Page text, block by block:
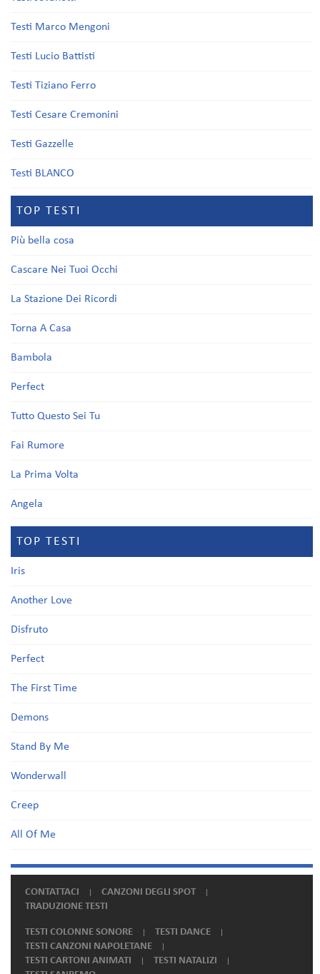
Testi Marco Mengoni
Testi Lucio Battisti
Testi Tiziano Ferro
Testi Cesare Cremonini
Testi Gazzelle
Testi BLANCO
TOP TESTI
Più bella cosa
Cascare Nei Tuoi Occhi
La Stazione Dei Ricordi
Torna A Casa
Bambola
Perfect
Tutto Questo Sei Tu
Fai Rumore
La Prima Volta
Angela
TOP TESTI
Iris
Another Love
Disfruto
Perfect
The First Time
Demons
Stand By Me
Wonderwall
Creep
All Of Me
CONTATTACI
CANZONI DEGLI SPOT
TRADUZIONE TESTI
TESTI COLONNE SONORE
TESTI DANCE
TESTI CANZONI NAPOLETANE
TESTI CARTONI ANIMATI
TESTI NATALIZI